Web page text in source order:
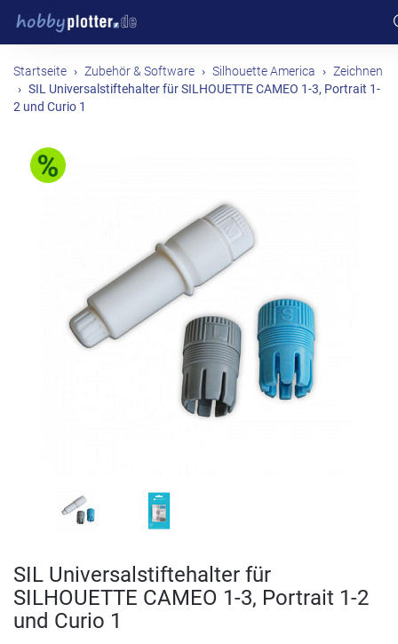
Startseite Zubehör & Software Silhouette America Zeichnen
SIL Universalstiftehalter für SILHOUETTE CAMEO 1-3, Portrait 1-
2 und Curio 1
SIL Universalstiftehalter für
SILHOUETTE CAMEO 1-3, Portrait 1-2
und Curio 1